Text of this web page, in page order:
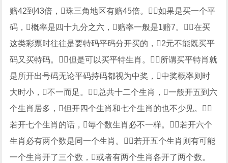
赔42到43倍，珠三角地区有赔45倍。如果是买一个平
码，概率是四十九分之六，赔率一般是1赔7。在买
这类彩票时往往是要特码平码分开买的，2元不能既买平
码又买特码。但是可以买平特生肖。所谓买平特肖就
是所开出号码无论平码持码都视为中奖，中奖概率则时
大时小，不一而足。总共十二个生肖，一般开五到六
个生肖居多，但开四个生肖和七个生肖的也不少见。
若开七个生肖的话，毎个数生肖必不一样。若开六个
生肖必有两个数是同一个生肖。若开五个生肖则有可能
一个生肖开了三个数，或者有两个生肖各开了两个数。